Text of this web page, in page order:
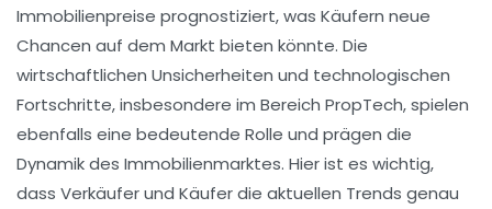
Immobilienpreise prognostiziert, was Käufern neue
Chancen auf dem Markt bieten könnte. Die
wirtschaftlichen Unsicherheiten und technologischen
Fortschritte, insbesondere im Bereich PropTech, spielen
ebenfalls eine bedeutende Rolle und prägen die
Dynamik des Immobilienmarktes. Hier ist es wichtig,
dass Verkäuferund Käuferdie aktuellen Trends genau